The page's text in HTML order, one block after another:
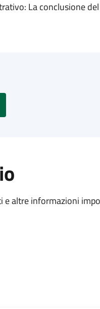
La conclusione
e altre informazioni